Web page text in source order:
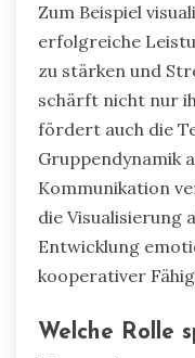
Zum Beispiel
erfolgreiche
zu stärken und
schärft nicht nur
fördert auch die
Gruppendynamik
Kommunikation
die Visualisierung
Entwicklung
kooperativer
Welche Rolle